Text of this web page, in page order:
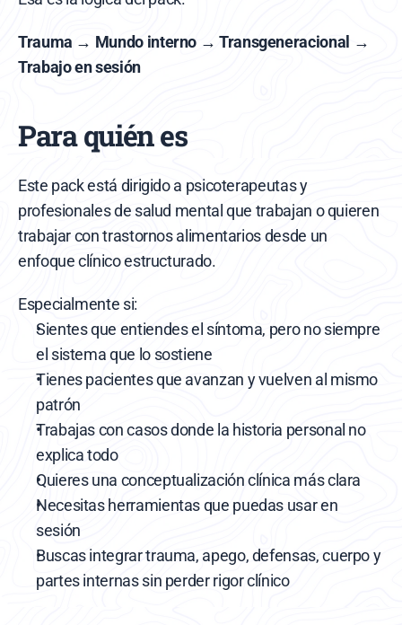
Trauma → Mundo interno → Transgeneracional →
Trabajo en sesión
Para quién es
Este pack está dirigido a psicoterapeutas y
profesionales de salud mental que trabajan o quieren
trabajar con trastornos alimentarios desde un
enfoque clínico estructurado.
Especialmente si:
Sientes que entiendes el síntoma, pero no siempre
el sistema que lo sostiene
Tienes pacientes que avanzan y vuelven al mismo
patrón
Trabajas con casos donde la historia personal no
explica todo
Quieres una conceptualización clínica más clara
Necesitas herramientas que puedas usar en
sesión
Buscas integrar trauma, apego, defensas, cuerpo y
partes internas sin perder rigor clínico